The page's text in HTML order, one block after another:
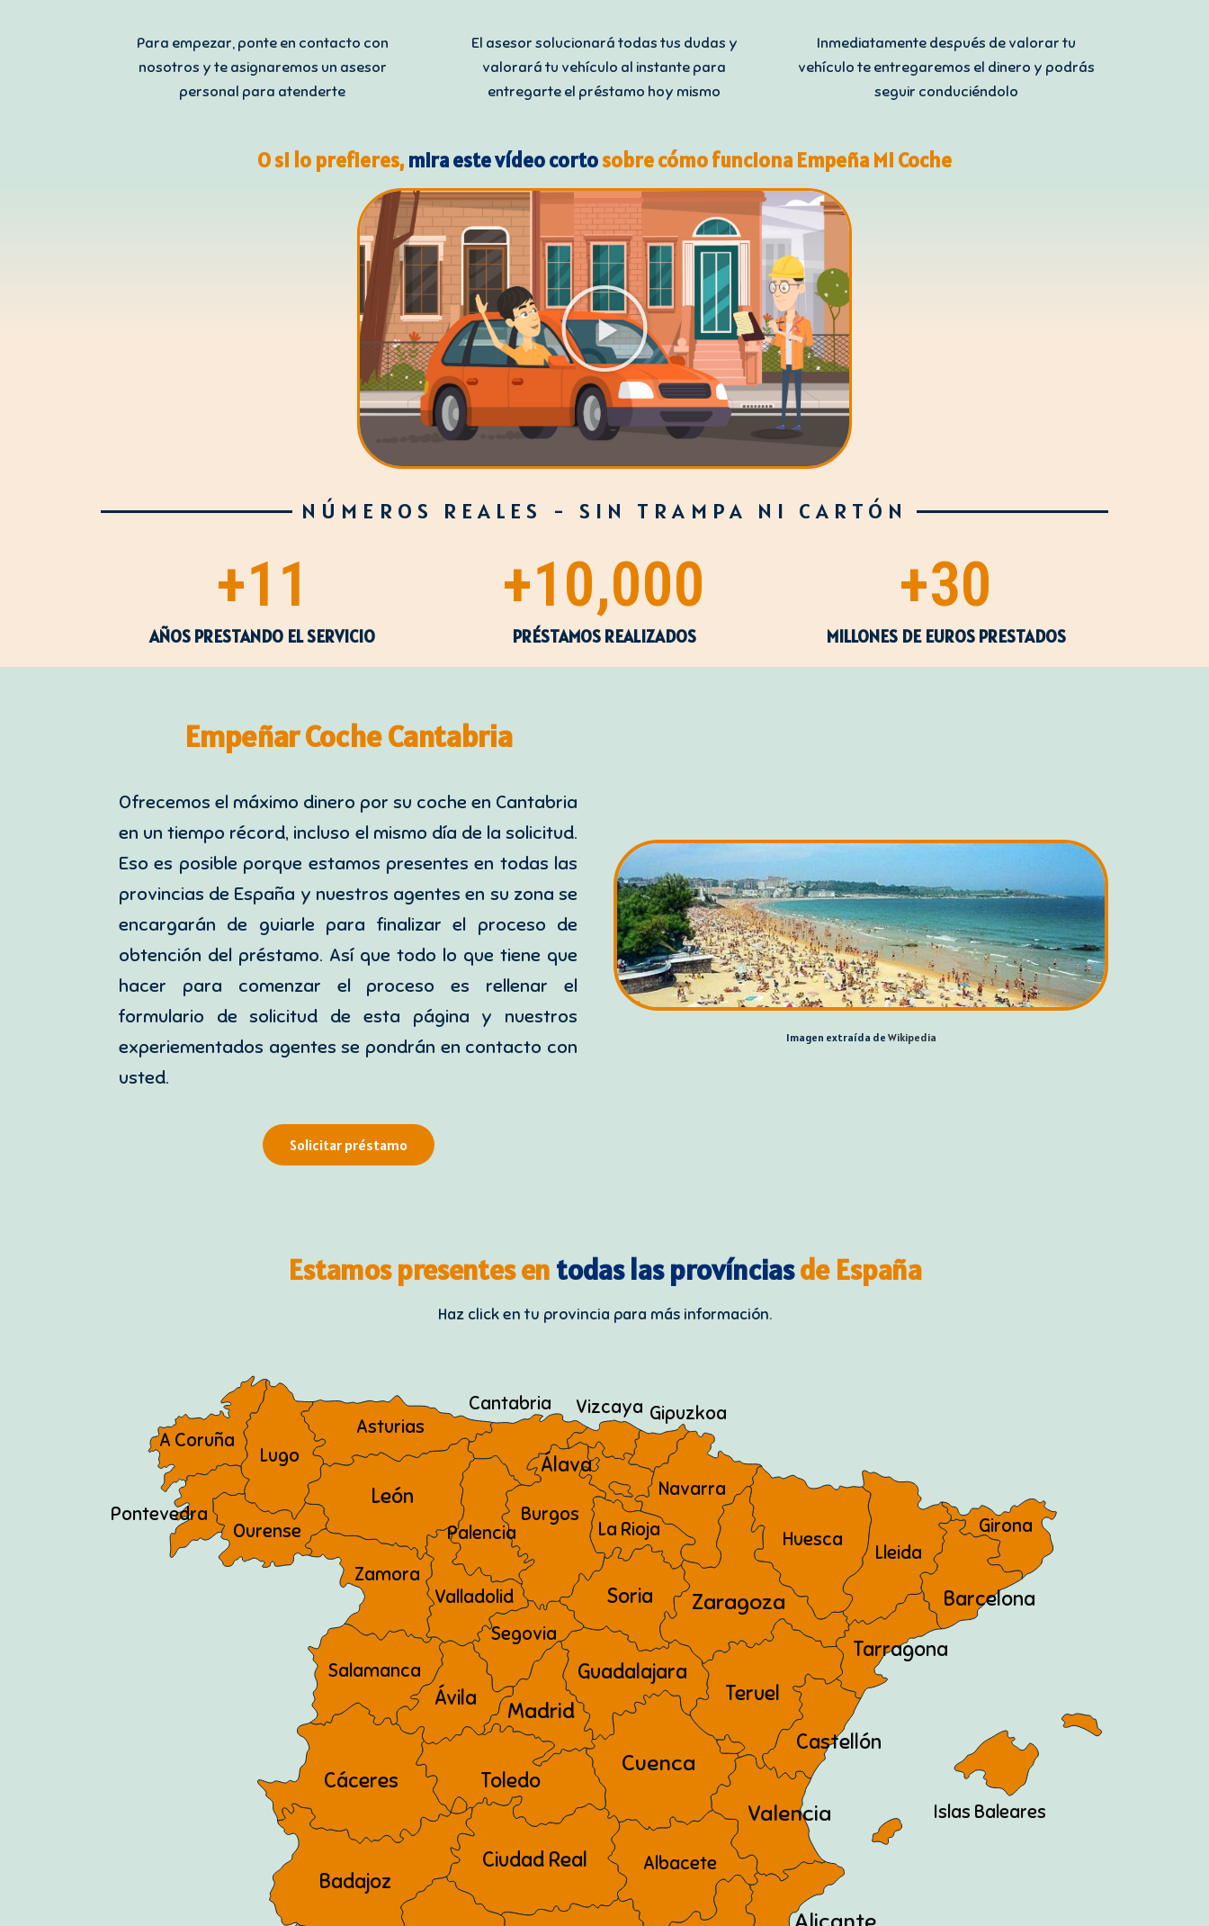
Para empezar, ponte en contacto con
nosotros y te asignaremos un asesor
personal para atenderte
El asesor solucionará todas tus dudas y
valorará tu vehículo al instante para
entregarte el préstamo hoy mismo
Inmediatamente después de valorar tu
vehículo te entregaremos el dinero y podrás
seguir conduciéndolo
O si lo prefieres, mira este vídeo cortosobre cómo funciona Empeña Mi Coche
NÚMEROS REALES - SIN TRAMPA NI CARTÓN
+11
AÑOS PRESTANDO EL SERVICIO
+10,000
PRÉSTAMOS REALIZADOS
+30
MILLONES DE EUROS PRESTADOS
Empeñar Coche Cantabria
Ofrecemos el máximo dinero por su coche en Cantabria
en un tiempo récord, incluso el mismo día de la solicitud.
Eso es posible porque estamos presentes en todas las
provincias de España y nuestros agentes en su zona se
encargarán de guiarle para finalizar el proceso de
obtención del préstamo. Así que todo lo que tiene que
hacer para comenzar el proceso es rellenar el
formulario de solicitud de esta página y nuestros
experiementados agentes se pondrán en contacto con
usted.
Solicitar préstamo
Imagen extraída de Wikipedia
Estamos presentes entodas las provínciasde España
Haz click en tu provincia para más información.
A Coruña
Albacete
Asturias
Álava
Ávila
Badajoz
Barcelona
Burgos
Cantabria
Castellón
Ciudad Real
Cuenca
Cáceres
Gipuzkoa
Girona
Guadalajara
Huesca
Islas Baleares
La Rioja
León
Lleida
Lugo
Madrid
Navarra
Ourense
Palencia
Pontevedra
Salamanca
Segovia
Soria
Tarragona
Teruel
Toledo
Valencia
Valladolid
Vizcaya
Zamora
Zaragoza